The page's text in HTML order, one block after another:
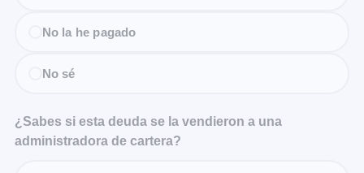
No la he pagado
No sé
¿Sabes si esta deuda se la vendieron a una
administradora de cartera?